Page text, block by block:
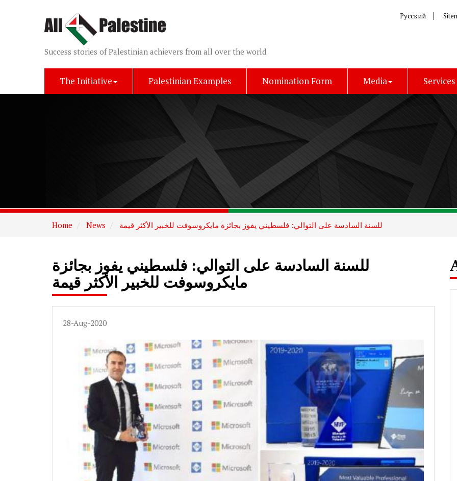
Success stories of Palestinian achievers from all over the world
Русский
The Initiative Palestinian Examples Nomination Form Media
Home News للسنة السادسة على التوالي: فلسطيني يفوز بجائزة مايكروسوفت للخبير الأكثر قيمة
للسنة السادسة على التوالي: فلسطيني يفوز بجائزة
مايكروسوفت للخبير الأكثر قيمة
28-Aug-2020